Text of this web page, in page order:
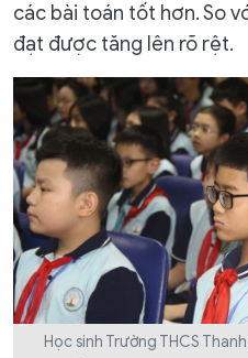
các bài toán tốt hơn. So
đạt được tăng lên rõ rệt.
Học sinh Trường THCS